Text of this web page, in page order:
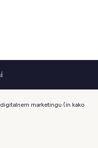
marketingu (in kako